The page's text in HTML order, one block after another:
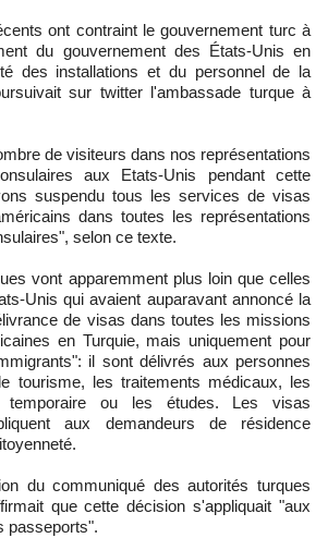
ont contraint le gouvernement turc à
du gouvernement des États-Unis en
des installations et du personnel de la
sur twitter l'ambassade turque à
de visiteurs dans nos représentations
aux Etats-Unis pendant cette
suspendu tous les services de visas
dans toutes les représentations
selon ce texte.
vont apparemment plus loin que celles
Unis qui avaient auparavant annoncé la
de visas dans toutes les missions
en Turquie, mais uniquement pour
il sont délivrés aux personnes
tourisme, les traitements médicaux, les
temporaire ou les études. Les visas
aux demandeurs de résidence
du communiqué des autorités turques
que cette décision s'appliquait "aux
passeports".